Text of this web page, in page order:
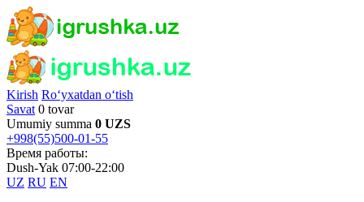
Kirish Ro‘yxatdan o‘tish
Savat 0 tovar
Umumiy summa 0 UZS
+998(55)500-01-55
Время работы:
Dush-Yak 07:00-22:00
UZ RU EN